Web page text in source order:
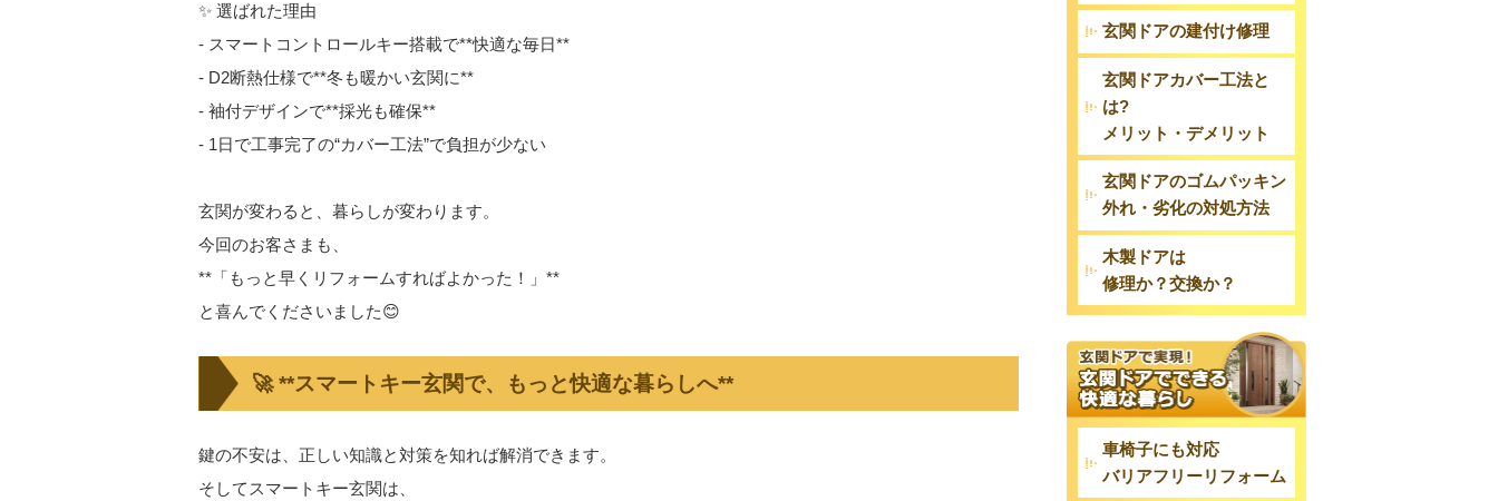
✨ 選ばれた理由
- スマートコントロールキー搭載で**快適な毎日**
- D2断熱仕様で**冬も暖かい玄関に**
- 袖付デザインで**採光も確保**
- 1日で工事完了の“カバー工法”で負担が少ない
玄関が変わると、暮らしが変わります。
今回のお客さまも、
**「もっと早くリフォームすればよかった！」**
と喜んでくださいました😊
🚀 **スマートキー玄関で、もっと快適な暮らしへ**
鍵の不安は、正しい知識と対策を知れば解消できます。
そしてスマートキー玄関は、
玄関ドアの建付け修理
玄関ドアカバー工法と
は?
メリット・デメリット
玄関ドアのゴムパッキン
外れ・劣化の対処方法
木製ドアは
修理か？交換か？
車椅子にも対応
バリアフリーリフォーム